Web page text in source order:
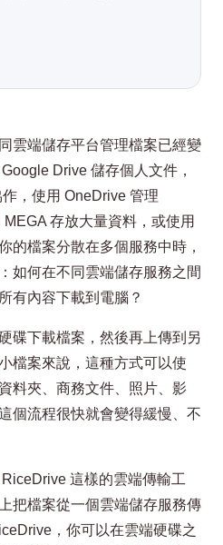
雲端儲存平台管理檔案已經變
Drive 儲存個人文件，
，使用 OneDrive 管理
存放大量資料，或使用
的檔案分散在多個服務中時，
如何在不同雲端儲存服務之間
有內容下載到電腦？
碟下載檔案，然後再上傳到另
檔案來說，這種方式可以使
料夾、商務文件、照片、影
個流程很快就會變得緩慢、不
這樣的雲端傳輸工
把檔案從一個雲端儲存服務傳
，你可以在雲端硬碟之